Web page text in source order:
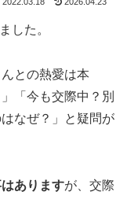
した。
との熱愛は本
「今も交際中？別
なぜ？」と疑問が
ありますが、交際